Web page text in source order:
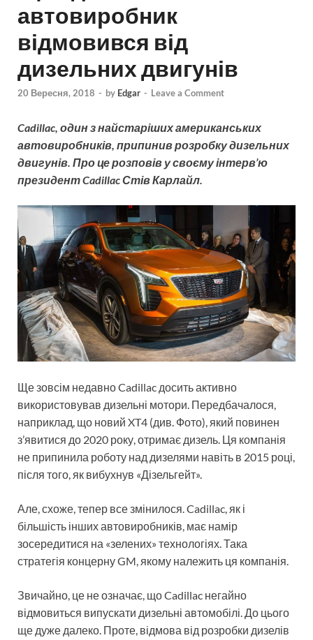
автовиробник
відмовився від
дизельних двигунів
20 Вересня, 2018 - by Edgar - Leave a Comment
Cadillac, один з найстаріших американських
автовиробників, припинив розробку дизельних
двигунів. Про це розповів у своєму інтерв’ю
президент Cadillac Стів Карлайл.
Ще зовсім недавно Cadillac досить активно
використовував дизельні мотори. Передбачалося,
наприклад, що новий XT4 (див. Фото), який повинен
з’явитися до 2020 року, отримає дизель. Ця компанія
не припинила роботу над дизелями навіть в 2015 році,
після того, як вибухнув «Дізельгейт».
Але, схоже, тепер все змінилося. Cadillac, як і
більшість інших автовиробників, має намір
зосередитися на «зелених» технологіях. Така
стратегія концерну GM, якому належить ця компанія.
Звичайно, це не означає, що Cadillac негайно
відмовиться випускати дизельні автомобілі. До цього
ще дуже далеко. Проте, відмова від розробки дизелів